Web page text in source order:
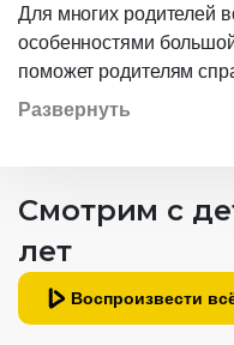
Для многих родителей
особенностями
поможет родителям
ситуациями,
Развернуть
Смотрим с
лет
Воспроизвести